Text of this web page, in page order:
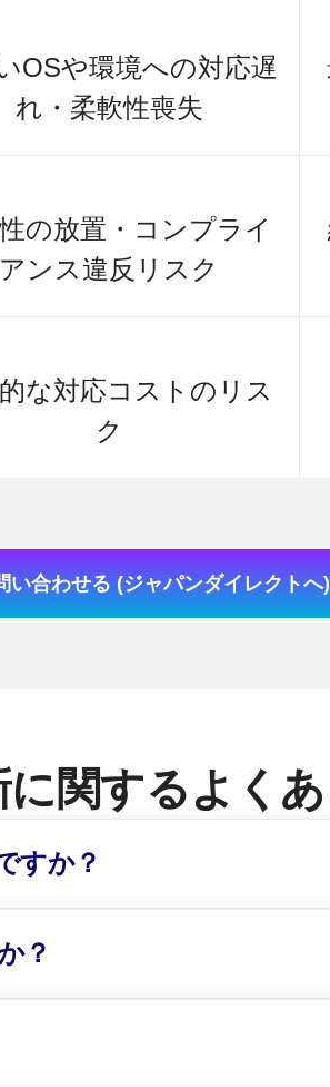
OSや環境への対応遅
れ・柔軟性喪失
の放置・コンプライ
アンス違反リスク
な対応コストのリス
ク
い合わせる (ジャパンダイレクトへ)
関するよくあ
すか？
？